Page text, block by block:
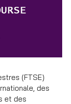
(FTSE)
des
et des